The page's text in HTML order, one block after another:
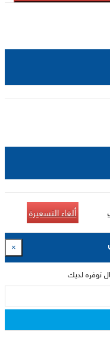
ألغاء التسعيرة
×
توفره لديك